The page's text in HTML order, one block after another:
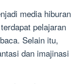
media hiburan
pelajaran
Selain itu,
dan imajinasi